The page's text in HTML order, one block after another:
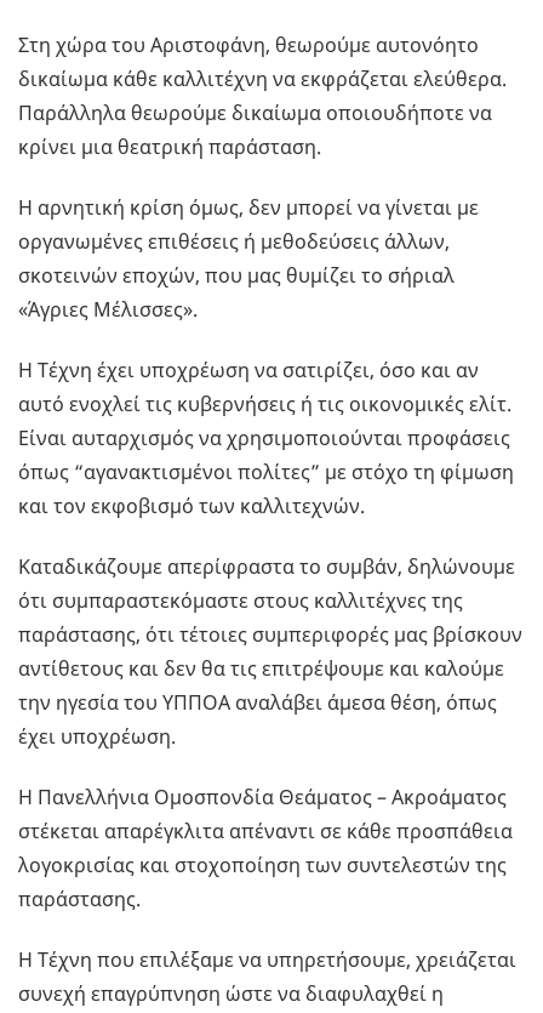
Στη χώρα του Αριστοφάνη, θεωρούμε αυτονόητο
δικαίωμα κάθε καλλιτέχνη να εκφράζεται ελεύθερα.
Παράλληλα θεωρούμε δικαίωμα οποιουδήποτε να
κρίνει μια θεατρική παράσταση.
Η αρνητική κρίση όμως, δεν μπορεί να γίνεται με
οργανωμένες επιθέσεις ή μεθοδεύσεις άλλων,
σκοτεινών εποχών, που μας θυμίζει το σήριαλ
«Άγριες Μέλισσες».
Η Τέχνη έχει υποχρέωση να σατιρίζει, όσο και αν
αυτό ενοχλεί τις κυβερνήσεις ή τις οικονομικές ελίτ.
Είναι αυταρχισμός να χρησιμοποιούνται προφάσεις
όπως “αγανακτισμένοι πολίτες” με στόχο τη φίμωση
και τον εκφοβισμό των καλλιτεχνών.
Καταδικάζουμε απερίφραστα το συμβάν, δηλώνουμε
ότι συμπαραστεκόμαστε στους καλλιτέχνες της
παράστασης, ότι τέτοιες συμπεριφορές μας βρίσκουν
αντίθετους και δεν θα τις επιτρέψουμε και καλούμε
την ηγεσία του ΥΠΠΟΑ αναλάβει άμεσα θέση, όπως
έχει υποχρέωση.
Η Πανελλήνια Ομοσπονδία Θεάματος – Ακροάματος
στέκεται απαρέγκλιτα απέναντι σε κάθε προσπάθεια
λογοκρισίας και στοχοποίηση των συντελεστών της
παράστασης.
Η Τέχνη που επιλέξαμε να υπηρετήσουμε, χρειάζεται
συνεχή επαγρύπνηση ώστε να διαφυλαχθεί η